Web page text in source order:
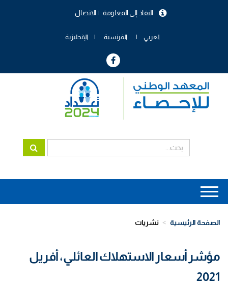
الاتصال النفاذ إلى المعلومة
العربي الفرنسية الإنجليزية
Main
navigation
الصفحة الرئيسية نشريات
مؤشر أسعار الاستهلاك العائلي، أفريل
2021